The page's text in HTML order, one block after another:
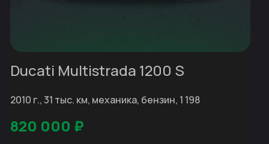
Ducati Multistrada 1200 S
2010 г., 31 тыс. км, механика, бензин, 1 198
820 000 ₽